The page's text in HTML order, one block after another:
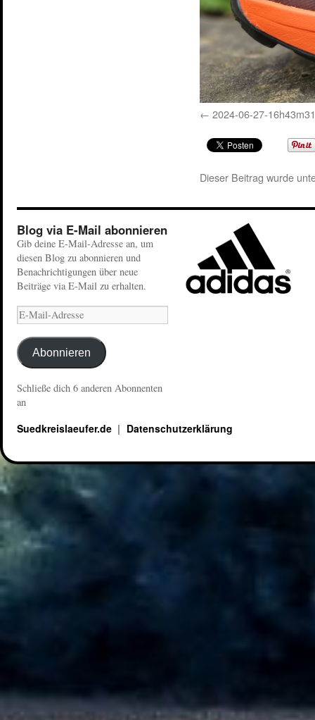
2024-06-27-16h43m31
Dieser Beitrag wurde
Blog via E-Mail abonnieren
Gib deine E-Mail-Adresse an, um
diesen Blog zu abonnieren und
Benachrichtigungen über neue
Beiträge via E-Mail zu erhalten.
Abonnieren
Schließe dich 6 anderen Abonnenten
an
Suedkreislaeufer.de Datenschutzerklärung